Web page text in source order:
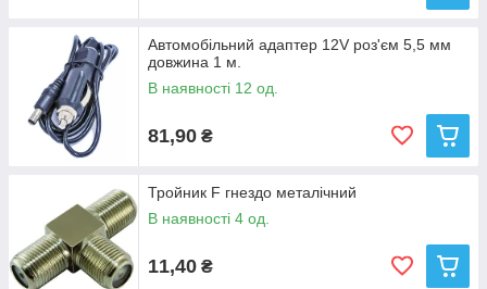
Автомобільний адаптер 12V роз'єм 5,5 мм
довжина 1 м.
В наявності 12 од.
81,90 ₴
Тройник F гнездо металічний
В наявності 4 од.
11,40 ₴